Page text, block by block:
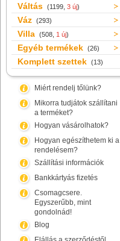
Váltás (1199, 3 új)
Váz (293)
Villa (508, 1 új)
Egyéb termékek (26)
Komplett szettek (13)
Miért rendelj tőlünk?
Mikorra tudjátok szállítani
a terméket?
Hogyan vásárolhatok?
Hogyan egészíthetem ki a
rendelésem?
Szállítási információk
Bankkártyás fizetés
Csomagcsere.
Egyszerűbb, mint
gondolnád!
Blog